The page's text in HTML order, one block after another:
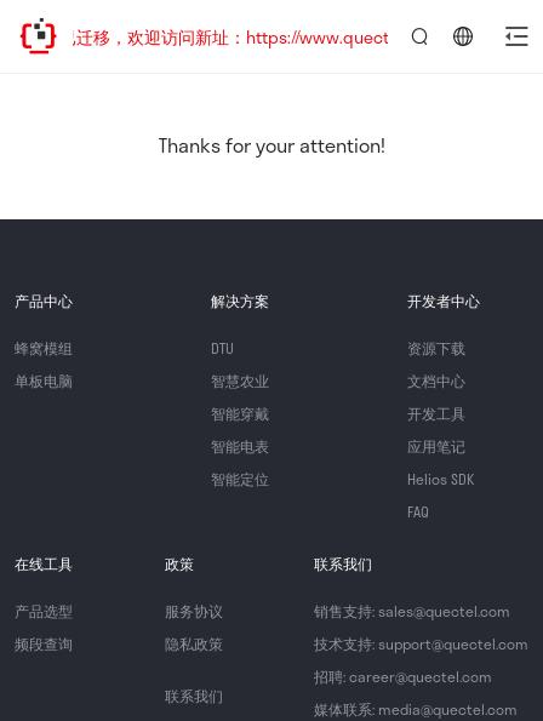
地址已迁移，欢迎访问新址：https://www.quectel.com.cn
Thanks for your attention!
产品中心
蜂窝模组
单板电脑
解决方案
DTU
智慧农业
智能穿戴
智能电表
智能定位
开发者中心
资源下载
文档中心
开发工具
应用笔记
Helios SDK
FAQ
在线工具
产品选型
频段查询
政策
服务协议
隐私政策
联系我们
联系我们
销售支持: sales@quectel.com
技术支持: support@quectel.com
招聘: career@quectel.com
媒体联系: media@quectel.com